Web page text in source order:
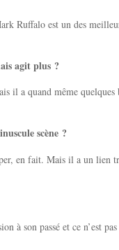
Ruffalo est un des
agit plus ?
il a quand même quelques
scène ?
en fait. Mais il a un lien
à son passé et ce n’est